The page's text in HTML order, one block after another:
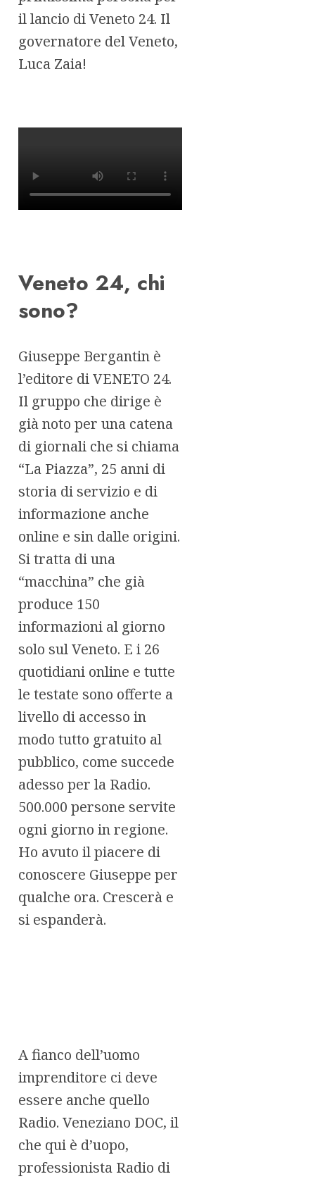
il lancio di Veneto 24. Il
governatore del Veneto,
Luca Zaia!
Veneto 24, chi
sono?
Giuseppe Bergantin è
l’editore di VENETO 24.
Il gruppo che dirige è
già noto per una catena
di giornali che si chiama
“La Piazza”, 25 anni di
storia di servizio e di
informazione anche
online e sin dalle origini.
Si tratta di una
“macchina” che già
produce 150
informazioni al giorno
solo sul Veneto. E i 26
quotidiani online e tutte
le testate sono offerte a
livello di accesso in
modo tutto gratuito al
pubblico, come succede
adesso per la Radio.
500.000 persone servite
ogni giorno in regione.
Ho avuto il piacere di
conoscere Giuseppe per
qualche ora. Crescerà e
si espanderà.
A fianco dell’uomo
imprenditore ci deve
essere anche quello
Radio. Veneziano DOC, il
che qui è d’uopo,
professionista Radio di